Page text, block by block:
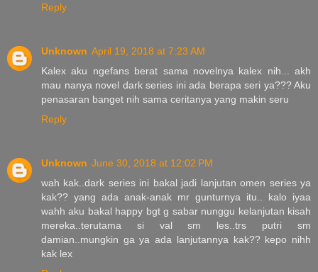
Reply
Unknown April 19, 2018 at 7:23 AM
Kalex aku ngefans berat sama novelnya kalex nih... akh
mau nanya novel dark series ini ada berapa seri ya??? Aku
penasaran banget nih sama ceritanya yang makin seru
Reply
Unknown June 30, 2018 at 12:02 PM
wah kak..dark series ini bakal jadi lanjutan omen series ya
kak?? yang ada anak-anak mr gunturnya itu.. kalo iyaa
wahh aku bakal happy bgt g sabar nunggu kelanjutan kisah
mereka..terutama si val sm les..trs putri sm
damian..mungkin ga ya ada lanjutannya kak?? kepo nihh
kak lex